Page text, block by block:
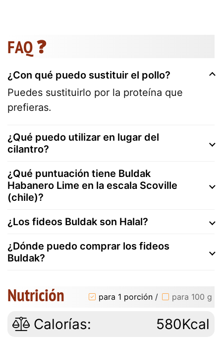
FAQ ❓
¿Con qué puedo sustituir el pollo?
Puedes sustituirlo por la proteína que
prefieras.
¿Qué puedo utilizar en lugar del
cilantro?
¿Qué puntuación tiene Buldak
Habanero Lime en la escala Scoville
(chile)?
¿Los fideos Buldak son Halal?
¿Dónde puedo comprar los fideos
Buldak?
Nutrición para 1 porción / para 100 g
Calorías: 580Kcal